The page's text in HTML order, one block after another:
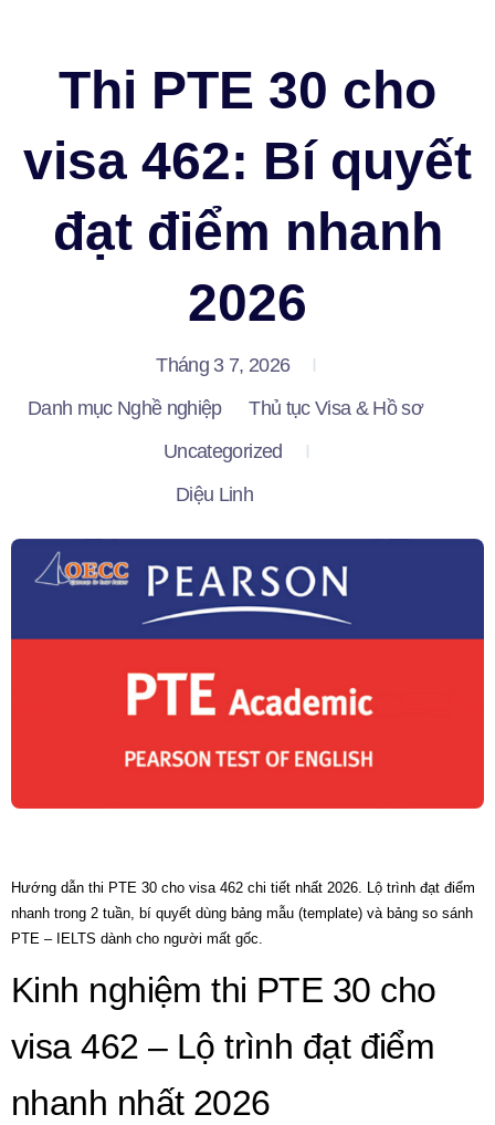
Thi PTE 30 cho
visa 462: Bí quyết
đạt điểm nhanh
2026
Tháng 3 7, 2026
Danh mục Nghề nghiệp
Thủ tục Visa & Hồ sơ
Uncategorized
Diệu Linh
Hướng dẫn thi PTE 30 cho visa 462 chi tiết nhất 2026. Lộ trình đạt điểm
nhanh trong 2 tuần, bí quyết dùng bảng mẫu (template) và bảng so sánh
PTE – IELTS dành cho người mất gốc.
Kinh nghiệm thi PTE 30 cho
visa 462 – Lộ trình đạt điểm
nhanh nhất 2026